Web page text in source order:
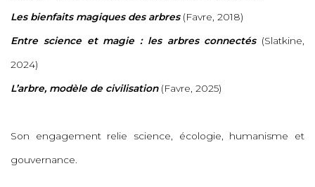
Les bienfaits magiques des arbres (Favre, 2018)
Entre science et magie : les arbres connectés(Slatkine,
2024)
L’arbre, modèle de civilisation (Favre, 2025)
Son engagement relie science, écologie, humanisme et
gouvernance.